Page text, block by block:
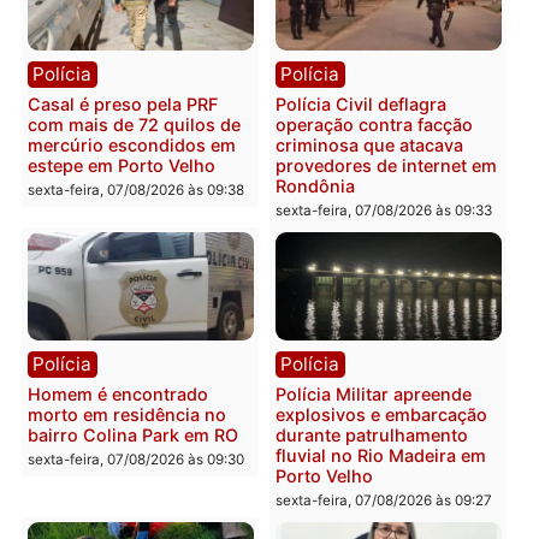
Plano de Governo com
228 projetos, metas
públicas e
acompanhamento de
resultados
sexta-feira, 07/08/2026 às 18:49
Evanildo pode ser o
primeiro pastor de
Rondônia na Câmara
Federal
sexta-feira, 07/08/2026 às
Polícia
2 MILHÕES – Unnesa
apresenta documentos
que comprovam
transparência e legalidade
na operação alvo da PF
sexta-feira, 07/08/2026 às 12:24
Polícia
Polícia Federal apreende
400 quilos de drogas e
prende motorista em RO
sexta-feira, 07/08/2026 às